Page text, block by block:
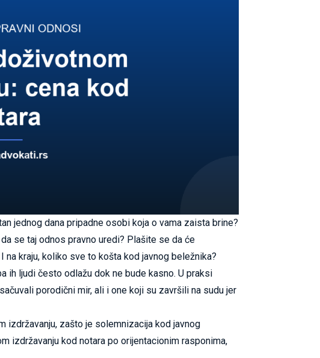
jednog dana pripadne osobi koja o vama zaista brine?
se taj odnos pravno uredi? Plašite se da će
kraju, koliko sve to košta kod javnog beležnika?
ih ljudi često odlažu dok ne bude kasno. U praksi
porodični mir, ali i one koji su završili na sudu jer
izdržavanju, zašto je solemnizacija kod javnog
izdržavanju kod notara po orijentacionim rasponima,